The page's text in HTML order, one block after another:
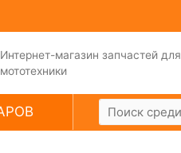
Интернет-магазин запчастей для
мототехники